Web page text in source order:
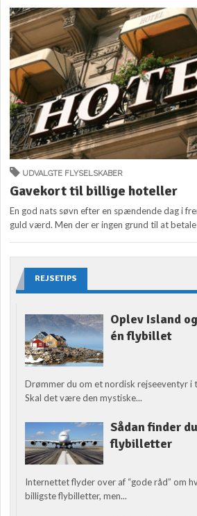
UDVALGTE FLYSELSKABER
Gavekort til billige hoteller
En god nats søvn efter en spændende dag i
guld værd. Men der er ingen grund til at
REJSETIPS
Oplev Island
én flybillet
Drømmer du om et nordisk rejseeventyr i
Skal det være den mystiske...
Sådan finder
flybilletter
Internettet flyder over af “gode råd” om
billigste flybilletter, men...